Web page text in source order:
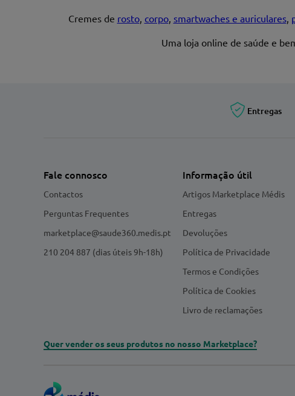
Cremes de rosto, corpo, smartwaches e auriculares,
Uma loja online de saúde e
Entregas
Fale connosco
Contactos
Perguntas Frequentes
marketplace@saude360.medis.pt
210 204 887 (dias úteis 9h-18h)
Informação útil
Artigos Marketplace Médis
Entregas
Devoluções
Política de Privacidade
Termos e Condições
Política de Cookies
Livro de reclamações
Quer vender os seus produtos no nosso Marketplace?